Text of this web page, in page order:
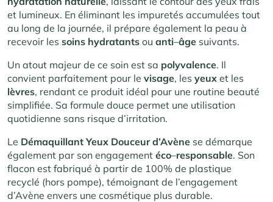
et lumineux. En éliminant les impuretés accumulées tout
au long de la journée, il prépare également la peau à
recevoir les soins hydratants ou anti–âge suivants.
Un atout majeur de ce soin est sa polyvalence. Il
convient parfaitement pour le visage, les yeux et les
lèvres, rendant ce produit idéal pour une routine beauté
simplifiée. Sa formule douce permet une utilisation
quotidienne sans risque d’irritation.
Le Démaquillant Yeux Douceur d’Avène se démarque
également par son engagement éco–responsable. Son
flacon est fabriqué à partir de 100% de plastique
recyclé (hors pompe), témoignant de l’engagement
d’Avène envers une cosmétique plus durable.